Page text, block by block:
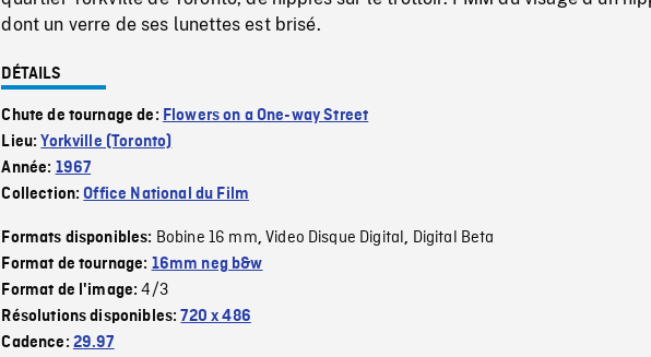
dont un verre de ses lunettes est brisé.
DÉTAILS
Chute de tournage de: Flowers on a One-way Street
Lieu:Yorkville (Toronto)
Année: 1967
Collection:Office National du Film
Formats disponibles: Bobine 16 mm,Video Disque Digital, Digital Beta
Format de tournage: 16mm neg b&w
Format de l'image:4/3
Résolutions disponibles:720 x 486
Cadence: 29.97